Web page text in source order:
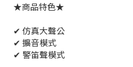
★商品特色★
✔ 仿真大聲公
✔ 擴音模式
✔ 警笛聲模式